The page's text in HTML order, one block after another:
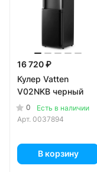
16 720 ₽
Кулер Vatten
V02NKB черный
0
Есть в наличии
Арт. 0037894
В корзину